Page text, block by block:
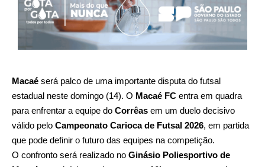
Macaé será palco de uma importante disputa do futsal
estadual neste domingo (14). O Macaé FC entra em quadra
para enfrentar a equipe do Corrêas em um duelo decisivo
válido pelo Campeonato Carioca de Futsal 2026, em partida
que pode definir o futuro das equipes na competição.
O confronto será realizado no Ginásio Poliesportivo de